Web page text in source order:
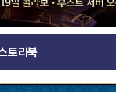
토리북